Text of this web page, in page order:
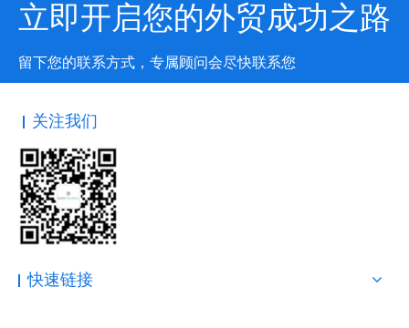
立即开启您的外贸成功之路
留下您的联系方式，专属顾问会尽快联系您
关注我们
快速链接